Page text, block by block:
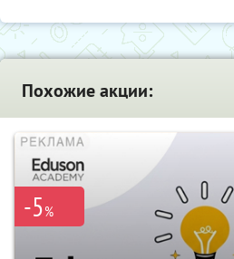
Похожие акции:
-5%